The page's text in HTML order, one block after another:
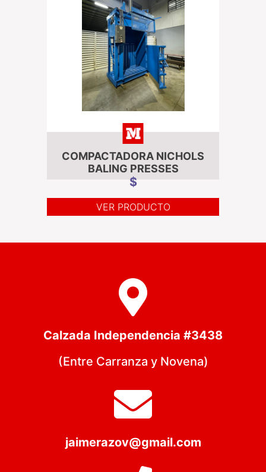
COMPACTADORA NICHOLS
BALING PRESSES
$
VER PRODUCTO
Calzada Independencia #3438
(Entre Carranza y Novena)
jaimerazov@gmail.com